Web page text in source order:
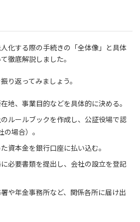
化する際の手続きの「全体像」と具体
徹底解説しました。
り返ってみましょう。
地、事業目的などを具体的に決める。
ルールブックを作成し、公証役場で認
場合）。
資本金を銀行口座に払い込む。
必要書類を提出し、会社の設立を登記
や年金事務所など、関係各所に届け出